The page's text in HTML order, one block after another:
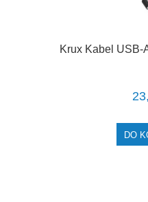
Krux Kabel USB-
DO